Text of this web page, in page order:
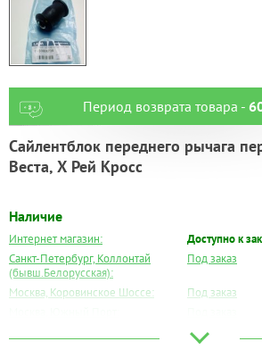
Период возврата товара -
Сайлентблок переднего рычага
Веста, Х Рей Кросс
Наличие
Интернет магазин:
Доступно к
Санкт-Петербург, Коллонтай
(бывш.Белорусская):
Под заказ
Москва, Коровинское Шоссе:
Под заказ
Под заказ